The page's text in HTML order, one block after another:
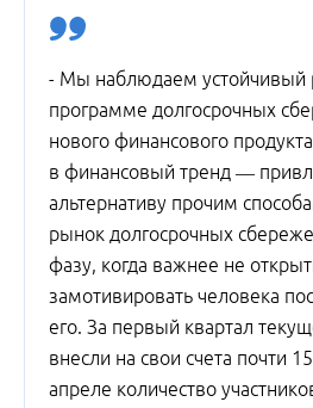
- Мы наблюдаем устойчивый
программе долгосрочных
нового финансового
в финансовый тренд —
альтернативу прочим
рынок долгосрочных
фазу, когда важнее не
замотивировать человека
его. За первый квартал
внесли на свои счета почти
апреле количество